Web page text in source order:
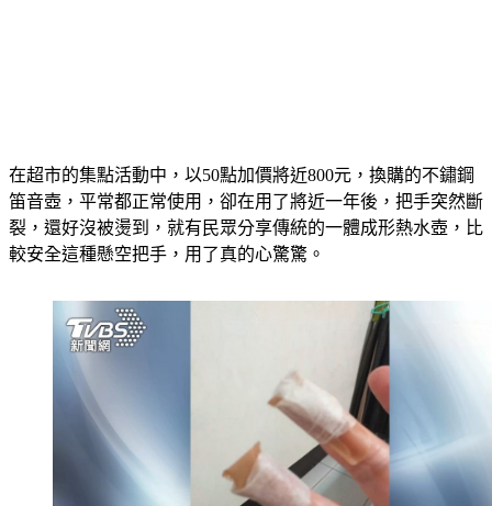
在超市的集點活動中，以50點加價將近800元，換購的不鏽鋼
笛音壺，平常都正常使用，卻在用了將近一年後，把手突然斷
裂，還好沒被燙到，就有民眾分享傳統的一體成形熱水壺，比